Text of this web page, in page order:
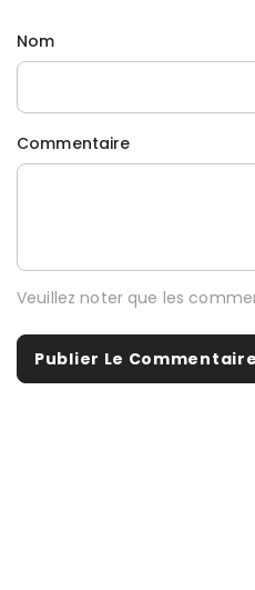
Nom
Commentaire
Veuillez noter que les